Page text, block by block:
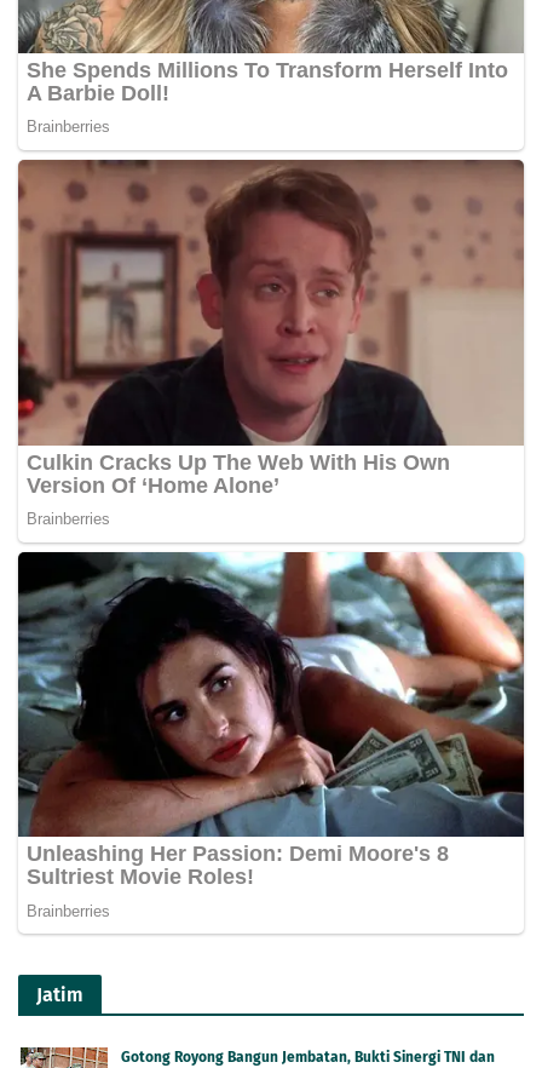
Jatim
Gotong Royong Bangun Jembatan, Bukti Sinergi TNI dan